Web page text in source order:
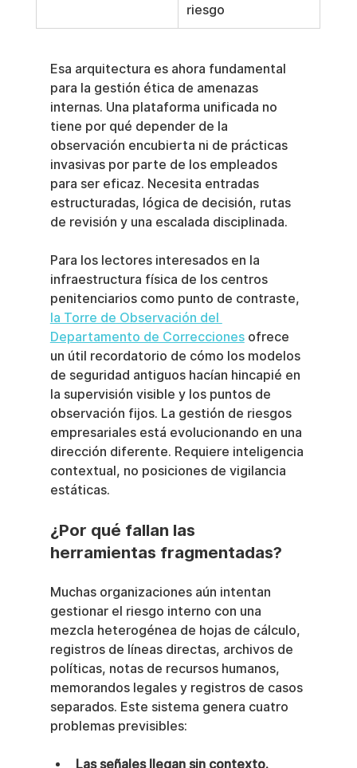
riesgo
Esa arquitectura es ahora fundamental
para la gestión ética de amenazas
internas. Una plataforma unificada no
tiene por qué depender de la
observación encubierta ni de prácticas
invasivas por parte de los empleados
para ser eficaz. Necesita entradas
estructuradas, lógica de decisión, rutas
de revisión y una escalada disciplinada.
Para los lectores interesados en la
infraestructura física de los centros
penitenciarios como punto de contraste,
la Torre de Observación del
Departamento de Correcciones ofrece
un útil recordatorio de cómo los modelos
de seguridad antiguos hacían hincapié en
la supervisión visible y los puntos de
observación fijos. La gestión de riesgos
empresariales está evolucionando en una
dirección diferente. Requiere inteligencia
contextual, no posiciones de vigilancia
estáticas.
¿Por qué fallan las
herramientas fragmentadas?
Muchas organizaciones aún intentan
gestionar el riesgo interno con una
mezcla heterogénea de hojas de cálculo,
registros de líneas directas, archivos de
políticas, notas de recursos humanos,
memorandos legales y registros de casos
separados. Este sistema genera cuatro
problemas previsibles:
Las señales llegan sin contexto.